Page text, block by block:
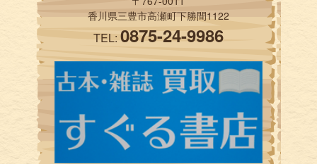
香川県三豊市高瀬町下勝間1122
TEL:0875-24-9986